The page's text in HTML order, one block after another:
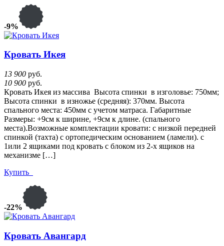
-9%
Кровать Икея
13 900 руб.
10 900 руб.
Кровать Икея из массива Высота спинки в изголовье: 750мм;
Высота спинки в изножье (средняя): 370мм. Высота
спального места: 450мм с учетом матраса. Габаритные
Размеры: +9см к ширине, +9см к длине. (спального
места).Возможные комплектации кровати: с низкой передней
спинкой (тахта) с ортопедическим основанием (ламели). с
1или 2 ящиками под кровать с блоком из 2-х ящиков на
механизме […]
Купить
-22%
Кровать Авангард